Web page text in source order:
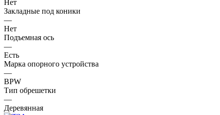
Нет
Закладные под коники
—
Нет
Подъемная ось
—
Есть
Марка опорного устройства
—
BPW
Тип обрешетки
—
Деревянная